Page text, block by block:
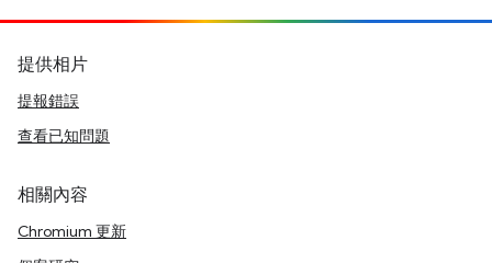
提供相片
提報錯誤
查看已知問題
相關內容
Chromium 更新